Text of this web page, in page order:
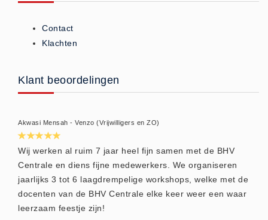
Brandvertragend (9)
Brandwondmaterialen
Algemeen (9)
CO2 meters (0)
Corona maatregelen
COVID-19 artikelen (0)
COVID-19 artikelen (0)
Drogisterij
Contact
Klachten
Klant beoordelingen
Akwasi Mensah - Venzo (Vrijwilligers en ZO)
Wij werken al ruim 7 jaar heel fijn samen met de BHV
Centrale en diens fijne medewerkers. We organiseren
jaarlijks 3 tot 6 laagdrempelige workshops, welke met de
docenten van de BHV Centrale elke keer weer een waar
leerzaam feestje zijn!